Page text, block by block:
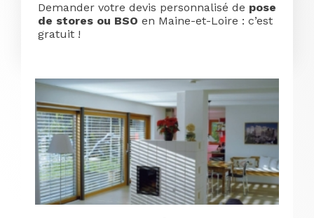
Demander votre devis personnalisé de pose
de stores ou BSO en Maine-et-Loire : c’est
gratuit !